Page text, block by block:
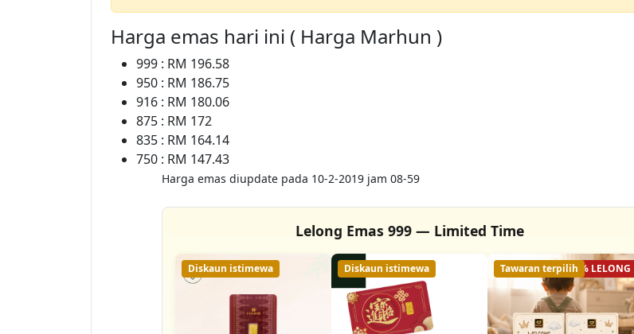
Harga emas hari ini ( Harga Marhun )
999 : RM 196.58
950 : RM 186.75
916 : RM 180.06
875 : RM 172
835 : RM 164.14
750 : RM 147.43
Harga emas diupdate pada 10-2-2019 jam 08-59
Lelong Emas 999 — Limited Time
Diskaun istimewa Diskaun istimewa 56% LELONG
Tawaran terpilih